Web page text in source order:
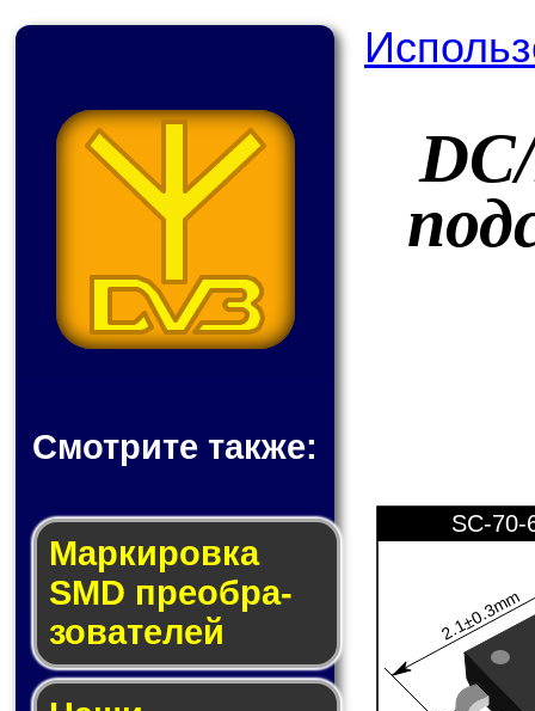
Смотрите также:
Мар­ки­ров­ка
SMD пре­об­ра­
зо­ва­те­лей
2.1±0.3mm
SC-70-